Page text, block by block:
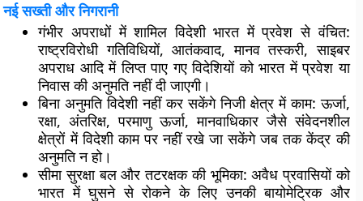
नई सख्ती और निगरानी
गंभीर अपराधों में शामिल विदेशी भारत में प्रवेश से वंचित:
राष्ट्रविरोधी गतिविधियों, आतंकवाद, मानव तस्करी, साइबर
अपराध आदि में लिप्त पाए गए विदेशियों को भारत में प्रवेश या
निवास की अनुमति नहीं दी जाएगी।
बिना अनुमति विदेशी नहीं कर सकेंगे निजी क्षेत्र में काम: ऊर्जा,
रक्षा, अंतरिक्ष, परमाणु ऊर्जा, मानवाधिकार जैसे संवेदनशील
क्षेत्रों में विदेशी काम पर नहीं रखे जा सकेंगे जब तक केंद्र की
अनुमति न हो।
सीमा सुरक्षा बल और तटरक्षक की भूमिका: अवैध प्रवासियों को
भारत में घुसने से रोकने के लिए उनकी बायोमेट्रिक और